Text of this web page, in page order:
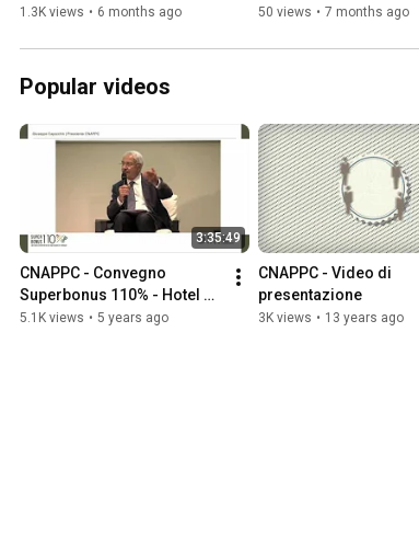
1.3K views • 6 months ago
CNAPPC
50 views • 7 months ago
Popular videos
3:35:49
CNAPPC - Convegno
Superbonus 110% - Hotel
St.Peter’s Crowe Plaza -
5.1K views • 5 years ago
CNAPPC - Video di
presentazione
3K views • 13 years ago